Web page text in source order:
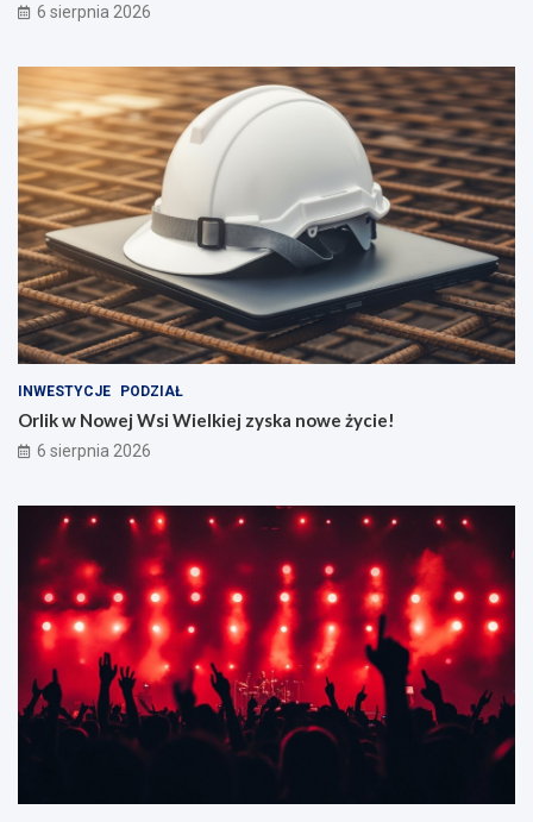
6 sierpnia 2026
INWESTYCJE PODZIAŁ
Orlik w Nowej Wsi Wielkiej zyska nowe życie!
6 sierpnia 2026